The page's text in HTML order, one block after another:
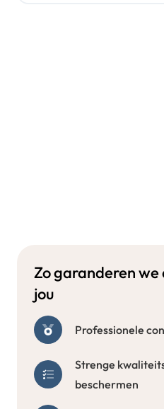
Zo garanderen
jou
Professionele
Strenge
beschermen